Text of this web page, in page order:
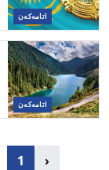
اتامەكەن
اتامەكەن
‹
1